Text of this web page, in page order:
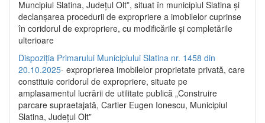
Muncipiul Slatina, Judeţul Olt”, situat în municipiul Slatina şi
declanşarea procedurii de expropriere a imobilelor cuprinse
în coridorul de expropriere, cu modificările şi completările
ulterioare
Dispoziția Primarului Municipiului Slatina nr. 1458 din
20.10.2025- exproprierea imobilelor proprietate privată, care
constituie coridorul de expropriere, situate pe
amplasamentul lucrării de utilitate publică „Construire
parcare supraetajată, Cartier Eugen Ionescu, Municipiul
Slatina, Județul Olt”